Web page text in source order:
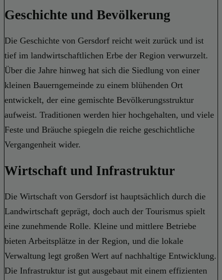
Geschichte und Bevölkerung
Die Geschichte von Gersdorf reicht weit zurück und ist
tief im landwirtschaftlichen Erbe der Region verwurzelt.
Über die Jahre hinweg hat sich die Siedlung von einer
kleinen Bauerngemeinde zu einem blühenden Ort
entwickelt, der eine gemischte Bevölkerungsstruktur
aufweist. Traditionen werden hier hochgehalten, und viele
Feste und Bräuche spiegeln die reiche geschichtliche
Vergangenheit wider.
Wirtschaft und Infrastruktur
Die Wirtschaft von Gersdorf ist hauptsächlich durch die
Landwirtschaft geprägt, doch auch der Tourismus spielt
eine zunehmende Rolle. Kleine und mittlere Betriebe
bieten Arbeitsplätze in der Region, und die lokale
Verwaltung legt großen Wert auf nachhaltige Entwicklung.
Die Infrastruktur ist gut ausgebaut mit einem effizienten